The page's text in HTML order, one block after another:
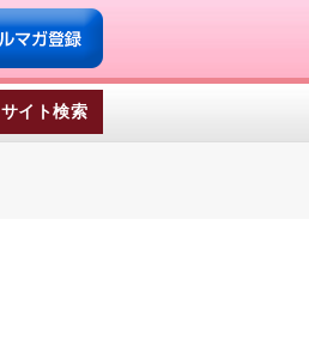
サイト検索